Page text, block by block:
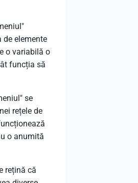
de elemente
o variabilă o
funcția să
se
rețele de
o anumită
rețină că